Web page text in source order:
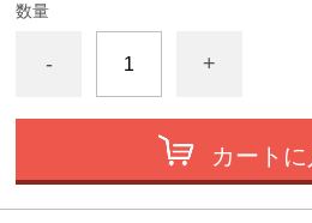
数量
- +
カート